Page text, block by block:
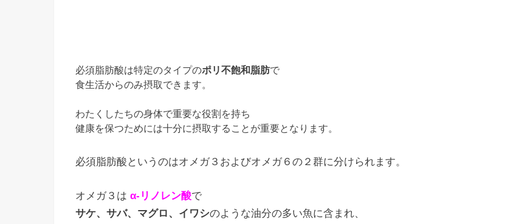
必須脂肪酸は特定のタイプのポリ不飽和脂肪で
食生活からのみ摂取できます。
わたくしたちの身体で重要な役割を持ち
健康を保つためには十分に摂取することが重要となります。
必須脂肪酸というのはオメガ３およびオメガ６の２群に分けられます。
オメガ３は α‐リノレン酸で
サケ、サバ、マグロ、イワシのような油分の多い魚に含まれ、